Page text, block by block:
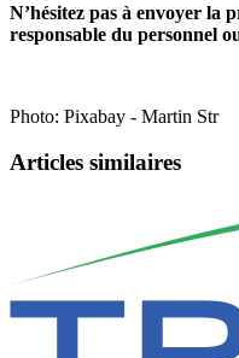
N’hésitez pas à envoyer la
responsable du personnel
Photo: Pixabay - Martin Str
Articles similaires